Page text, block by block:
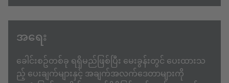
အရေး
ခေါင်းစဥ်တစ်ခု ရရှိမည်ဖြစ်ပြီး မေးခွန်းတွင် ပေးထားသ
ည့် ပေးချက်များနှင့် အချက်အလက်ဒေတာများကို